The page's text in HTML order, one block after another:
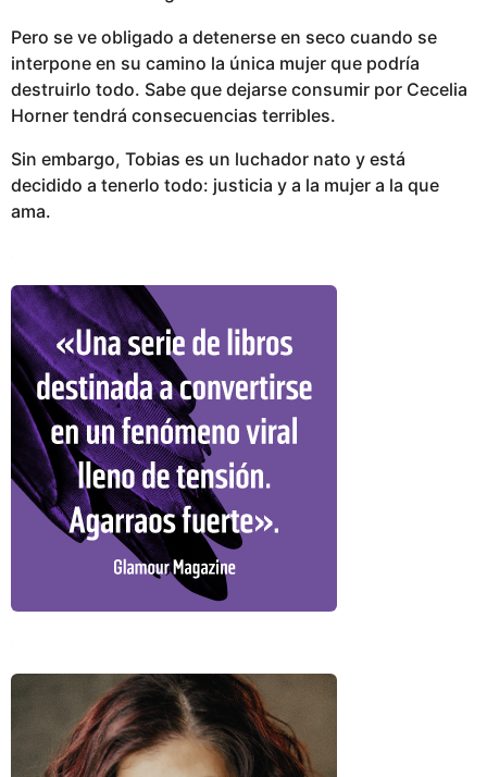
Pero se ve obligado a detenerse en seco cuando se
interpone en su camino la única mujer que podría
destruirlo todo. Sabe que dejarse consumir por Cecelia
Horner tendrá consecuencias terribles.
Sin embargo, Tobias es un luchador nato y está
decidido a tenerlo todo: justicia y a la mujer a la que
ama.